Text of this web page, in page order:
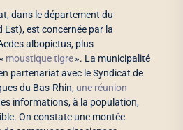
dans le département du
Est), est concernée par la
albopictus, plus
moustique tigre». La municipalité
partenariat avec le Syndicat de
du Bas-Rhin, une réunion
informations, à la population,
On constate une montée